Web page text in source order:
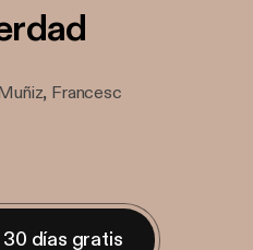
Francesc
días gratis